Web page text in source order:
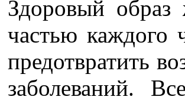
Здоровый образ
частью каждого
предотвратить
заболеваний.